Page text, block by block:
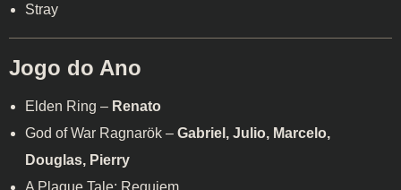
Stray
Jogo do Ano
Elden Ring – Renato
God of War Ragnarök – Gabriel, Julio, Marcelo,
Douglas, Pierry
A Plague Tale: Requiem